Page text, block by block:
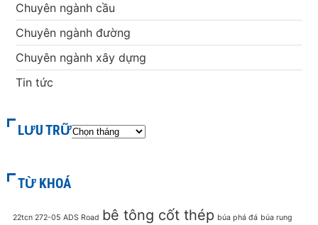
Chuyên ngành cầu
Chuyên ngành đường
Chuyên ngành xây dựng
Tin tức
LƯU TRỮ
TỪ KHOÁ
22tcn 272-05 ADS Road bê tông cốt thép búa phá đá búa rung